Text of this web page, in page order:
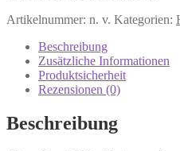
Artikelnummer: n. v. Kategorien:
Beschreibung
Zusätzliche Informationen
Produktsicherheit
Rezensionen (0)
Beschreibung